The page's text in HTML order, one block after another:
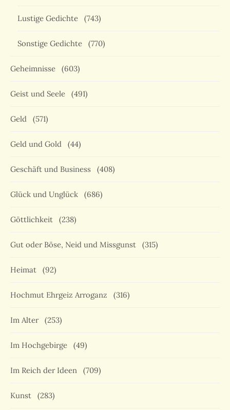
Lustige Gedichte (743)
Sonstige Gedichte (770)
Geheimnisse (603)
Geist und Seele (491)
Geld (571)
Geld und Gold (44)
Geschäft und Business (408)
Glück und Unglück (686)
Göttlichkeit (238)
Gut oder Böse, Neid und Missgunst (315)
Heimat (92)
Hochmut Ehrgeiz Arroganz (316)
Im Alter (253)
Im Hochgebirge (49)
Im Reich der Ideen (709)
Kunst (283)